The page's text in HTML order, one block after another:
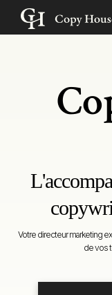
Votre directeur marketing
de vos